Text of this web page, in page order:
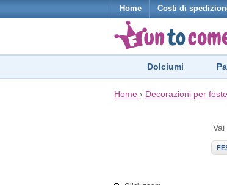
Home Costi di
Dolciumi
Home › Decorazioni per feste
Vai